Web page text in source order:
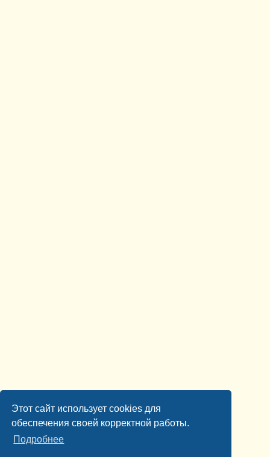
Этот сайт использует cookies для
обеспечения своей корректной работы.
Подробнее